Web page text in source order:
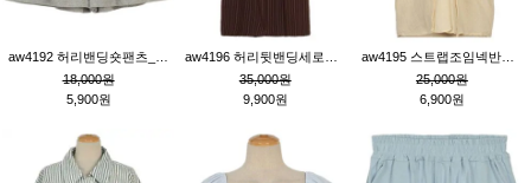
18,000원
5,900원
35,000원
9,900원
25,000원
6,900원